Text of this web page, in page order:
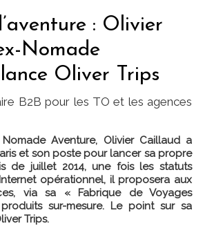
: Olivier
Nomade
Oliver Trips
B2B pour les TO et les agences
Aventure, Olivier Caillaud a
et son poste pour lancer sa propre
de juillet 2014, une fois les statuts
opérationnel, il proposera aux
via sa « Fabrique de Voyages
sur-mesure. Le point sur sa
Trips.